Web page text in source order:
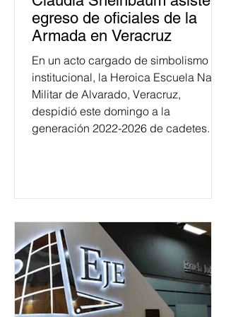
egreso de oficiales de la
Armada en Veracruz
En un acto cargado de simbolismo
institucional, la Heroica Escuela Naval
Militar de Alvarado, Veracruz,
despidió este domingo a la
generación 2022-2026 de cadetes.